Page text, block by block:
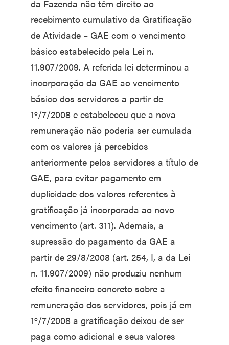
da Fazenda não têm direito ao
recebimento cumulativo da Gratificação
de Atividade – GAE com o vencimento
básico estabelecido pela Lei n.
11.907/2009. A referida lei determinou a
incorporação da GAE ao vencimento
básico dos servidores a partir de
1º/7/2008 e estabeleceu que a nova
remuneração não poderia ser cumulada
com os valores já percebidos
anteriormente pelos servidores a título de
GAE, para evitar pagamento em
duplicidade dos valores referentes à
gratificação já incorporada ao novo
vencimento (art. 311). Ademais, a
supressão do pagamento da GAE a
partir de 29/8/2008 (art. 254, I, a da Lei
n. 11.907/2009) não produziu nenhum
efeito financeiro concreto sobre a
remuneração dos servidores, pois já em
1º/7/2008 a gratificação deixou de ser
paga como adicional e seus valores